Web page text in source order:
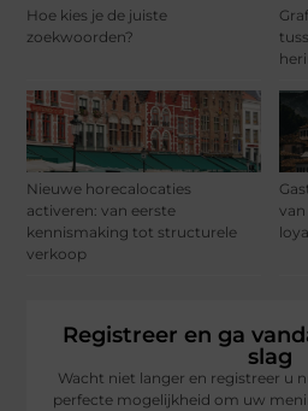
Hoe kies je de juiste
zoekwoorden?
Nieuwe horecalocaties
activeren: van eerste
kennismaking tot structurele
verkoop
Registreer en ga
slag
Wacht niet langer en registreer u
perfecte mogelijkheid om uw